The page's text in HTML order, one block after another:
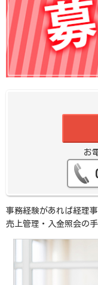
お
事務経験があれば経理
売上管理・入金照会の